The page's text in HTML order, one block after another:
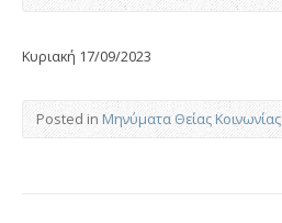
Κυριακή 17/09/2023
Posted in Μηνύματα Θείας Κοινωνίας